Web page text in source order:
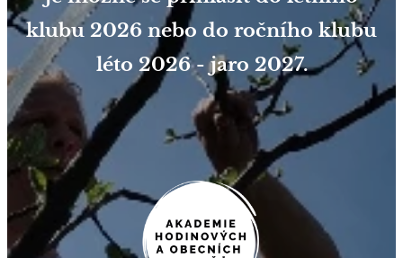
klubu 2026 nebo do ročního klubu
léto 2026 - jaro 2027.